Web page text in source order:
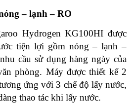
– lạnh – RO
Hydrogen KG100HI được
tiện lợi gồm nóng – lạnh –
cầu sử dụng hàng ngày của
phòng. Máy được thiết kế 2
ứng với 3 chế độ lấy nước,
thao tác khi lấy nước.